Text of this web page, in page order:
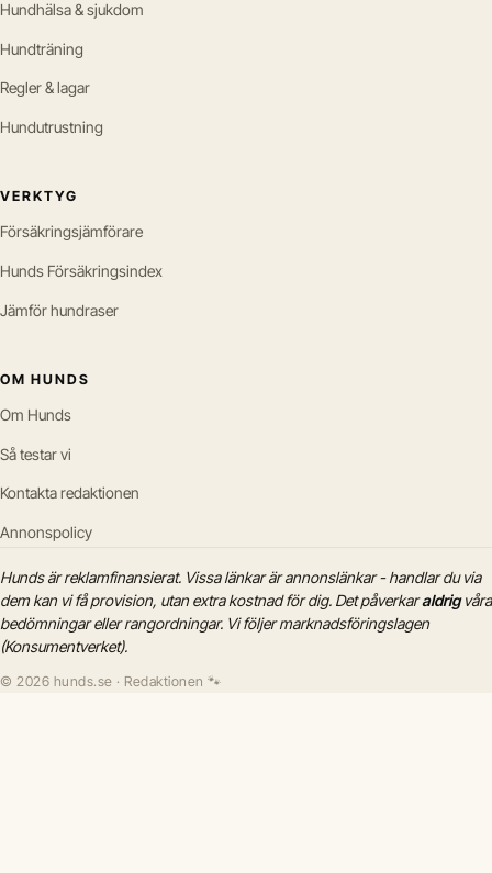
Hundhälsa & sjukdom
Hundträning
Regler & lagar
Hundutrustning
VERKTYG
Försäkringsjämförare
Hunds Försäkringsindex
Jämför hundraser
OM HUNDS
Om Hunds
Så testar vi
Kontakta redaktionen
Annonspolicy
Hunds är reklamfinansierat. Vissa länkar är annonslänkar - handlar du via
dem kan vi få provision, utan extra kostnad för dig. Det påverkaraldrigvåra
bedömningar eller rangordningar. Vi följer marknadsföringslagen
(Konsumentverket).
© 2026 hunds.se · Redaktionen 🐾